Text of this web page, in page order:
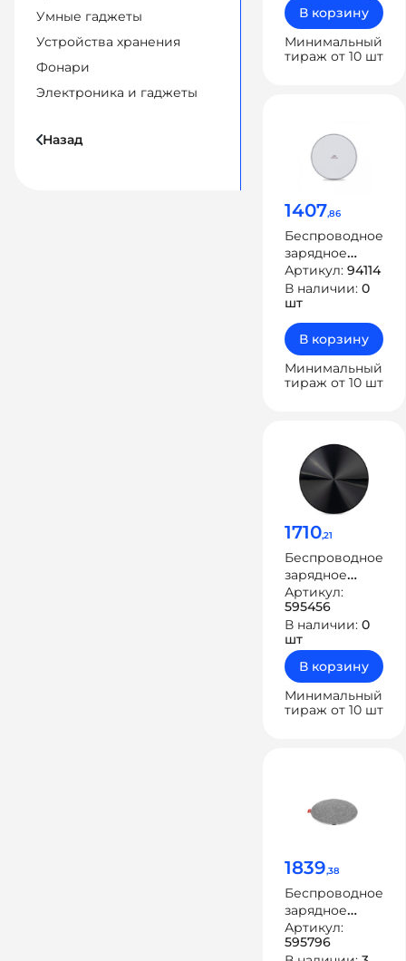
Умные гаджеты
Устройства хранения
Фонари
Электроника и гаджеты
Назад
В корзину
Минимальный
тираж от 10 шт
1407,86
Беспроводное
зарядное
устройство
VA4912, 10 Вт
Артикул: 94114
В наличии: 0
шт
В корзину
Минимальный
тираж от 10 шт
1710,21
Беспроводное
зарядное
устройство
«NEO Zeta
Quick»
Артикул:
595456
В наличии: 0
шт
В корзину
Минимальный
тираж от 10 шт
1839,38
Беспроводное
зарядное
устройство
«NEO Q24
Артикул:
595796